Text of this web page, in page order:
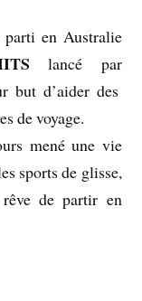
en Australie
lancé par
but d’aider des
de voyage.
mené une vie
sports de glisse,
de partir en